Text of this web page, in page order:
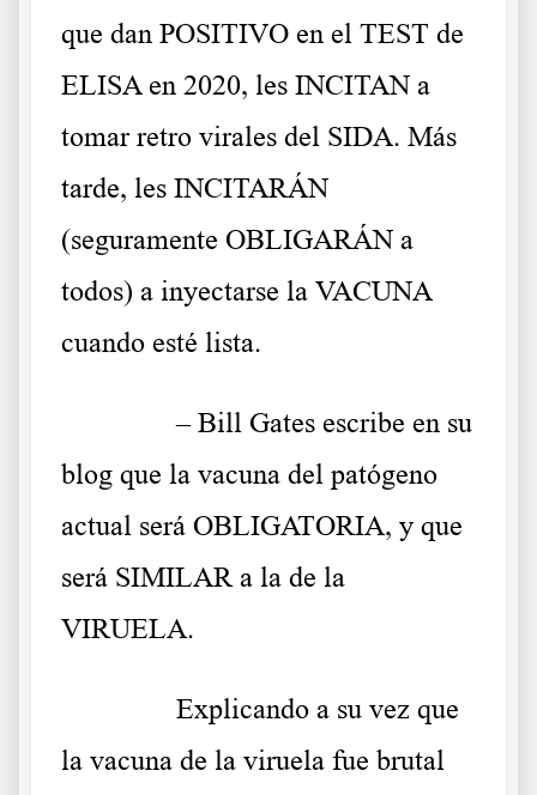
que dan POSITIVO en el TEST de
ELISA en 2020, les INCITAN a
tomar retro virales del SIDA. Más
tarde, les INCITARÁN
(seguramente OBLIGARÁN a
todos) a inyectarse la VACUNA
cuando esté lista.
……….– Bill Gates escribe en su
blog que la vacuna del patógeno
actual será OBLIGATORIA, y que
será SIMILAR a la de la
VIRUELA.
Explicando a su vez que
la vacuna de la viruela fue brutal